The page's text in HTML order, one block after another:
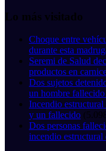
Lo más visitado
Choque entre
durante esta
Seremi de Salud
productos en
Dos sujetos
un hombre
Incendio
y un fallecido
Dos personas
incendio estructural